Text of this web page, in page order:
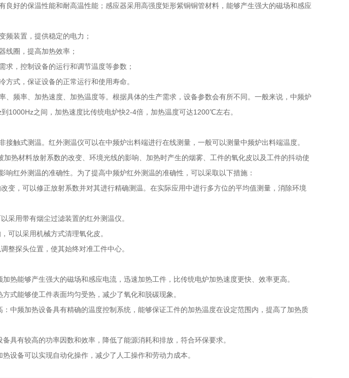
好的保温性能和耐高温性能；感应器采用高强度矩形紫铜铜管材料，能够产生强大的磁场和感应
装置，提供稳定的电力；
圈，提高加热效率；
，控制设备的运行和调节温度等参数；
式，保证设备的正常运行和使用寿命。
、频率、加热速度、加热温度等。根据具体的生产需求，设备参数会有所不同。一般来说，中频炉
1000Hz之间，加热速度比传统电炉快2-4倍，加热温度可达1200℃左右。
触式测温。红外测温仪可以在中频炉出料端进行在线测量，一般可以测量中频炉出料端温度。
热材料放射系数的改变、环境光线的影响、加热时产生的烟雾、工件的氧化皮以及工件的抖动使
响红外测温的准确性。为了提高中频炉红外测温的准确性，可以采取以下措施：
，可以修正放射系数并对其进行精确测温。在实际应用中进行多方位的平均值测量，消除环境
用带有烟尘过滤装置的红外测温仪。
以采用机械方式清理氧化皮。
探头位置，使其始终对准工件中心。
能够产生强大的磁场和感应电流，迅速加热工件，比传统电炉加热速度更快、效率更高。
能够使工件表面均匀受热，减少了氧化和脱碳现象。
频加热设备具有精确的温度控制系统，能够保证工件的加热温度在设定范围内，提高了加热质
有较高的功率因数和效率，降低了能源消耗和排放，符合环保要求。
备可以实现自动化操作，减少了人工操作和劳动力成本。